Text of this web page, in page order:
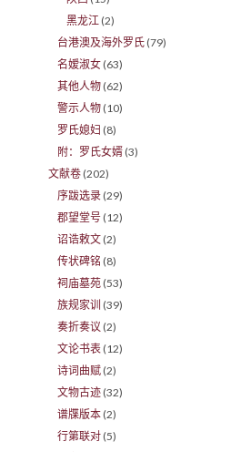
黑龙江 (2)
台港澳及海外罗氏 (79)
名嫒淑女 (63)
其他人物 (62)
警示人物 (10)
罗氏媳妇 (8)
附：罗氏女婿 (3)
文献卷 (202)
序跋选录 (29)
郡望堂号 (12)
诏诰敕文 (2)
传状碑铭 (8)
祠庙墓苑 (53)
族规家训 (39)
奏折奏议 (2)
文论书表 (12)
诗词曲赋 (2)
文物古迹 (32)
谱牒版本 (2)
行第联对 (5)